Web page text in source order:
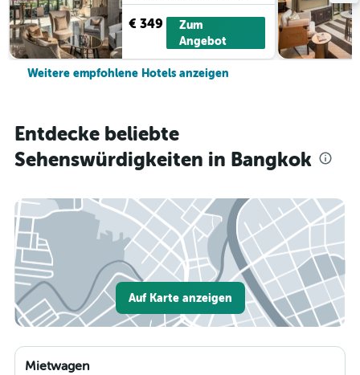
€ 349
Zum
Angebot
Weitere empfohlene Hotels anzeigen
Entdecke beliebte
Sehenswürdigkeiten in Bangkok
Auf Karte anzeigen
Mietwagen